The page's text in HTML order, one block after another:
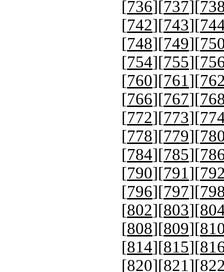
[736][737][
[742][743][
[748][749][
[754][755][
[760][761][
[766][767][
[772][773][
[778][779][
[784][785][
[790][791][
[796][797][
[802][803][
[808][809][
[814][815][
[820][821][